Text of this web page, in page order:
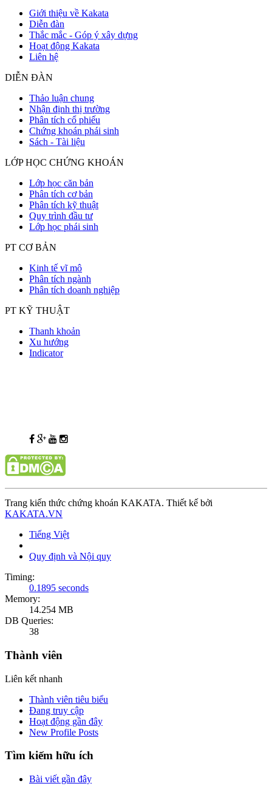
Giới thiệu về Kakata
Diễn đàn
Thắc mắc - Góp ý xây dựng
Hoạt động Kakata
Liên hệ
DIỄN ĐÀN
Thảo luận chung
Nhận định thị trường
Phân tích cổ phiếu
Chứng khoán phái sinh
Sách - Tài liệu
LỚP HỌC CHỨNG KHOÁN
Lớp học căn bản
Phân tích cơ bản
Phân tích kỹ thuật
Quy trình đầu tư
Lớp học phái sinh
PT CƠ BẢN
Kinh tế vĩ mô
Phân tích ngành
Phân tích doanh nghiệp
PT KỸ THUẬT
Thanh khoản
Xu hướng
Indicator
Trang kiến thức chứng khoán KAKATA. Thiết kế bởi
KAKATA.VN
Tiếng Việt
Quy định và Nội quy
Timing:
0.1895 seconds
Memory:
14.254 MB
DB Queries:
38
Thành viên
Liên kết nhanh
Thành viên tiêu biểu
Đang truy cập
Hoạt động gần đây
New Profile Posts
Tìm kiếm hữu ích
Bài viết gần đây